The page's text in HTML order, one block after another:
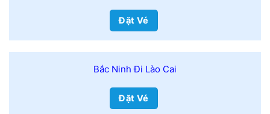
Đặt Vé
Bắc Ninh Đi Lào Cai
Đặt Vé